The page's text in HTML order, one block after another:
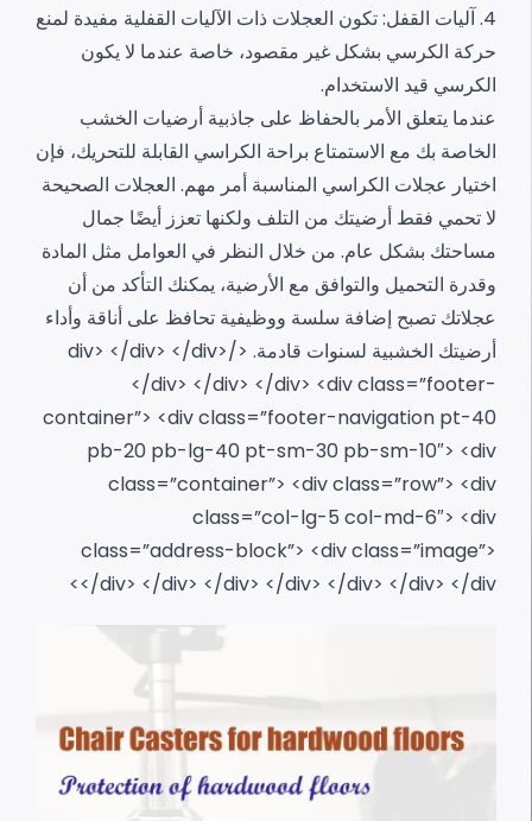
4. آليات القفل:
تكون العجلات ذات الآليات القفلية مفيدة لمنع
حركة الكرسي بشكل غير مقصود، خاصة عندما لا يكون
الكرسي قيد الاستخدام.
عندما يتعلق الأمر بالحفاظ على جاذبية أرضيات الخشب
الخاصة بك مع الاستمتاع براحة الكراسي القابلة للتحريك، فإن
اختيار عجلات الكراسي المناسبة أمر مهم. العجلات الصحيحة
لا تحمي فقط أرضيتك من التلف ولكنها تعزز أيضًا جمال
مساحتك بشكل عام. من خلال النظر في العوامل مثل المادة
وقدرة التحميل والتوافق مع الأرضية، يمكنك التأكد من أن
عجلاتك تصبح إضافة سلسة ووظيفية تحافظ على أناقة وأداء
أرضيتك الخشبية لسنوات قادمة. </div>
</div> </div>
</div> </div> </div> <div class=”footer-
container”> <div class=”footer-navigation pt-40
pb-20 pb-lg-40 pt-sm-30 pb-sm-10″> <div
class=”container”> <div class=”row”> <div
class=”col-lg-5 col-md-6″> <div
class=”address-block”> <div class=”image”>
</div> </div> </div> </div> </div> </div> </div>